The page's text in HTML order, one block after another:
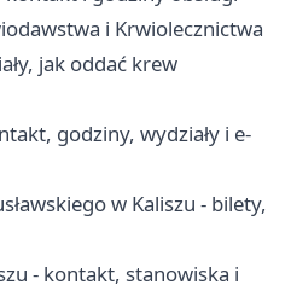
i Krwiolecznictwa
jak oddać krew
godziny, wydziały i e-
w Kaliszu - bilety,
- kontakt, stanowiska i